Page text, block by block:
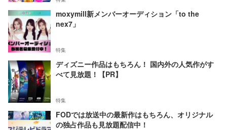
moxymill新メンバーオーディション「to the
nex7」
特集
ディズニー作品はもちろん！ 国内外の人気作がす
べて見放題！【PR】
特集
FODでは放送中の最新作はもちろん、オリジナル
の独占作品も見放題配信中！